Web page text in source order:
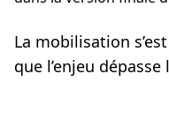
La mobilisation
que l’enjeu